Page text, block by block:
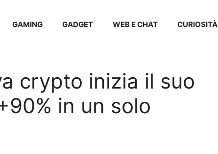
GAMING GADGET WEB E CHAT CURIOSITÀ
crypto inizia il suo
in un solo